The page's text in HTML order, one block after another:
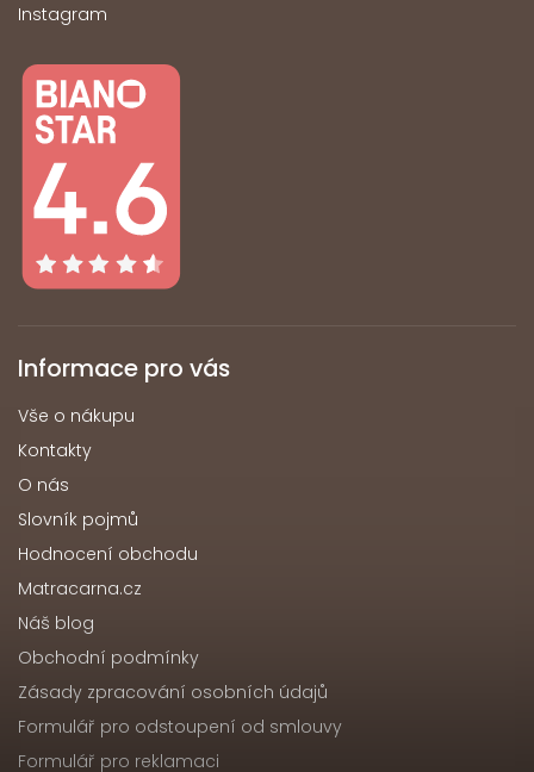
Instagram
Informace pro vás
Vše o nákupu
Kontakty
O nás
Slovník pojmů
Hodnocení obchodu
Matracarna.cz
Náš blog
Obchodní podmínky
Zásady zpracování osobních údajů
Formulář pro odstoupení od smlouvy
Formulář pro reklamaci